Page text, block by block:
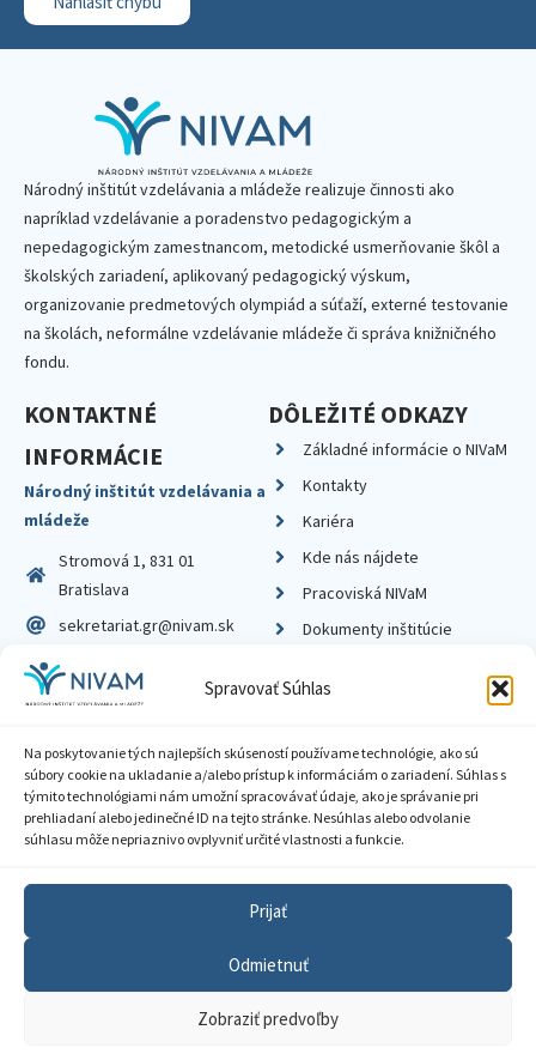
Spravovať Súhlas
Na poskytovanie tých najlepších skúseností používame technológie, ako sú
súbory cookie na ukladanie a/alebo prístup k informáciám o zariadení. Súhlas s
týmito technológiami nám umožní spracovávať údaje, ako je správanie pri
prehliadaní alebo jedinečné ID na tejto stránke. Nesúhlas alebo odvolanie
súhlasu môže nepriaznivo ovplyvniť určité vlastnosti a funkcie.
Prijať
Odmietnuť
Zobraziť predvoľby
Národný inštitút vzdelávania a mládeže realizuje činnosti ako
napríklad vzdelávanie a poradenstvo pedagogickým a
nepedagogickým zamestnancom, metodické usmerňovanie škôl a
školských zariadení, aplikovaný pedagogický výskum,
organizovanie predmetových olympiád a súťaží, externé testovanie
na školách, neformálne vzdelávanie mládeže či správa knižničného
fondu.
KONTAKTNÉ
INFORMÁCIE
Národný inštitút vzdelávania a
mládeže
Stromová 1, 831 01
Bratislava
sekretariat.gr@nivam.sk
IČO: 00164348
DIČ: 2020798714
DÔLEŽITÉ ODKAZY
Základné informácie o NIVaM
Kontakty
Kariéra
Kde nás nájdete
Pracoviská NIVaM
Dokumenty inštitúcie
Zásady ochrany súkromia
Sprístupnenie informácií
Nastavenia cookies
GDPR